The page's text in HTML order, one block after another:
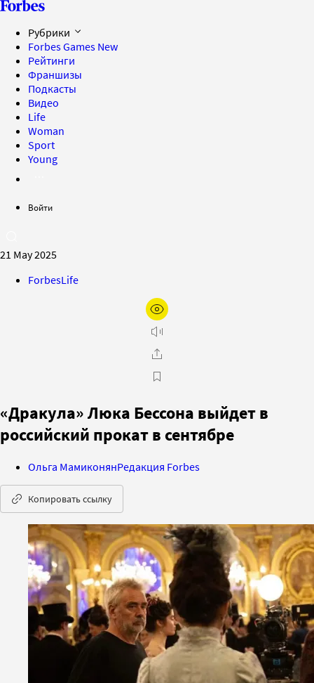
Рубрики
Forbes Games New
Рейтинги
Франшизы
Подкасты
Видео
Life
Woman
Sport
Young
Войти
21 May 2025
ForbesLife
«Дракула» Люка Бессона выйдет в
российский прокат в сентябре
Ольга МамиконянРедакция Forbes
Копировать ссылку